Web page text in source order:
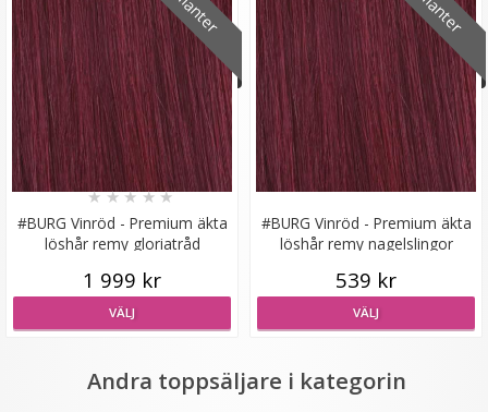
Syntetiskt löshår Gloriatråd rakt - Mörkbrun #8A
★★ ★★
199 kr
#BURG Vinröd - Premium äkta
löshår remy gloriatråd
★★★★★
1 999 kr
VÄLJ
#BURG Vinröd - Premium äkta
löshår remy nagelslingor
539 kr
VÄLJ
Andra toppsäljare i kategorin